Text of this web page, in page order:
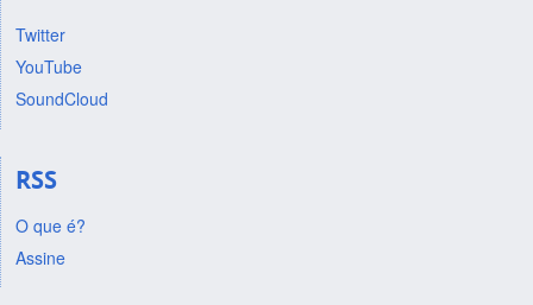
Twitter
YouTube
SoundCloud
RSS
O que é?
Assine